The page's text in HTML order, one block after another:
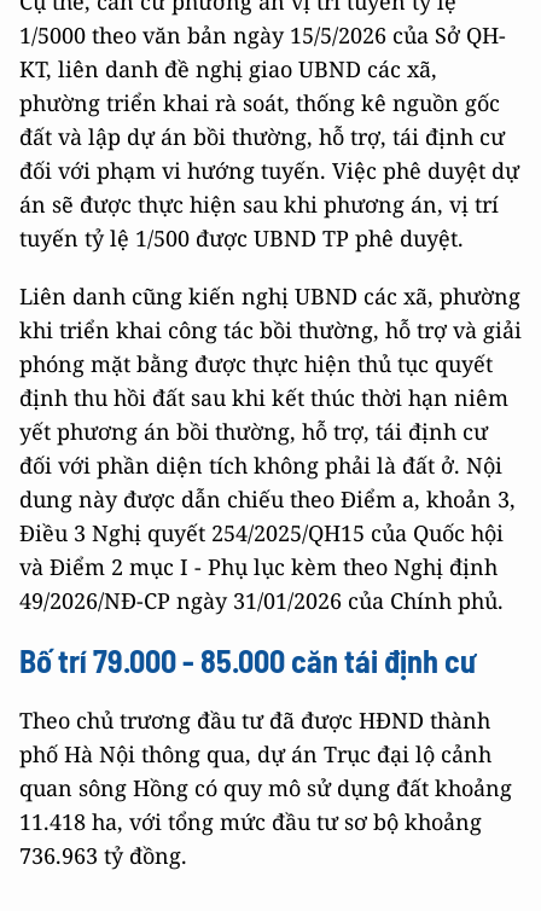
1/5000 theo văn bản ngày 15/5/2026 của Sở QH-
KT, liên danh đề nghị giao UBND các xã,
phường triển khai rà soát, thống kê nguồn gốc
đất và lập dự án bồi thường, hỗ trợ, tái định cư
đối với phạm vi hướng tuyến. Việc phê duyệt dự
án sẽ được thực hiện sau khi phương án, vị trí
tuyến tỷ lệ 1/500 được UBND TP phê duyệt.
Liên danh cũng kiến nghị UBND các xã, phường
khi triển khai công tác bồi thường, hỗ trợ và giải
phóng mặt bằng được thực hiện thủ tục quyết
định thu hồi đất sau khi kết thúc thời hạn niêm
yết phương án bồi thường, hỗ trợ, tái định cư
đối với phần diện tích không phải là đất ở. Nội
dung này được dẫn chiếu theo Điểm a, khoản 3,
Điều 3 Nghị quyết 254/2025/QH15 của Quốc hội
và Điểm 2 mục I - Phụ lục kèm theo Nghị định
49/2026/NĐ-CP ngày 31/01/2026 của Chính phủ.
Bố trí 79.000 - 85.000 căn tái định cư
Theo chủ trương đầu tư đã được HĐND thành
phố Hà Nội thông qua, dự án Trục đại lộ cảnh
quan sông Hồng có quy mô sử dụng đất khoảng
11.418 ha, với tổng mức đầu tư sơ bộ khoảng
736.963 tỷ đồng.